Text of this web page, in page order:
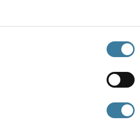
del programma "Sotto il Cielo del